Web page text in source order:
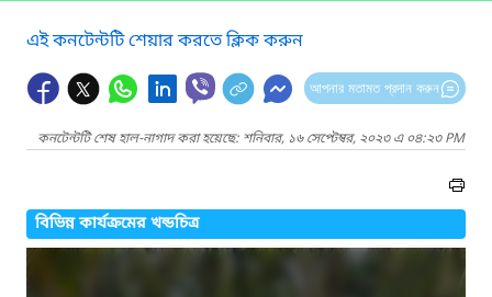
এই কনটেন্টটি শেয়ার করতে ক্লিক করুন
আপনার মতামত প্রদান করুন
কনটেন্টটি শেষ হাল-নাগাদ করা হয়েছে: শনিবার, ১৬ সেপ্টেম্বর, ২০২৩ এ ০৪:২৩ PM
বিভিন্ন কার্যক্রমের খন্ডচিত্র